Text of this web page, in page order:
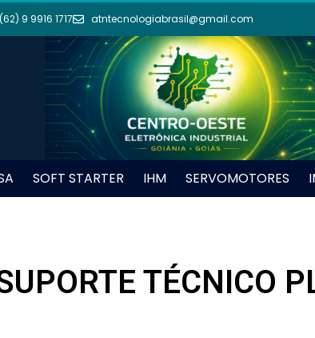
(62) 9 9916 1717 atntecnologiabrasil@gmail.com
SOFT STARTER IHM SERVOMOTORES
TÉCNICO